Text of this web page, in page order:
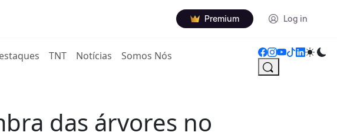
Premium Log in
TNT Notícias Somos Nós
das árvores no